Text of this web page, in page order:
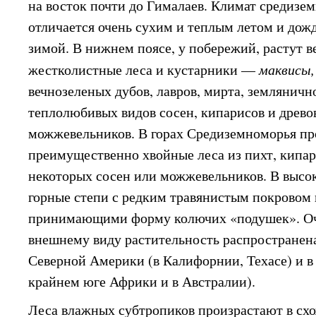
на восток почти до Гималаев. Климат
отличается очень сухим и теплым летом и
зимой. В нижнем поясе, у побережий, растут
жестколистные леса и кустарники —
вечнозеленых дубов, лавров, мирта,
теплолюбивых видов сосен, кипарисов и
можжевельников. В горах Средиземноморья
преимущественно хвойные леса из пихт,
некоторых сосен или можжевельников. В
горные степи с редким травянистым
принимающими форму колючих «подушек».
внешнему виду растительность
Северной Америки (в Калифорнии, Техасе)
крайнем юге Африки и в Австралии).
Леса влажных субтропиков произрастают в